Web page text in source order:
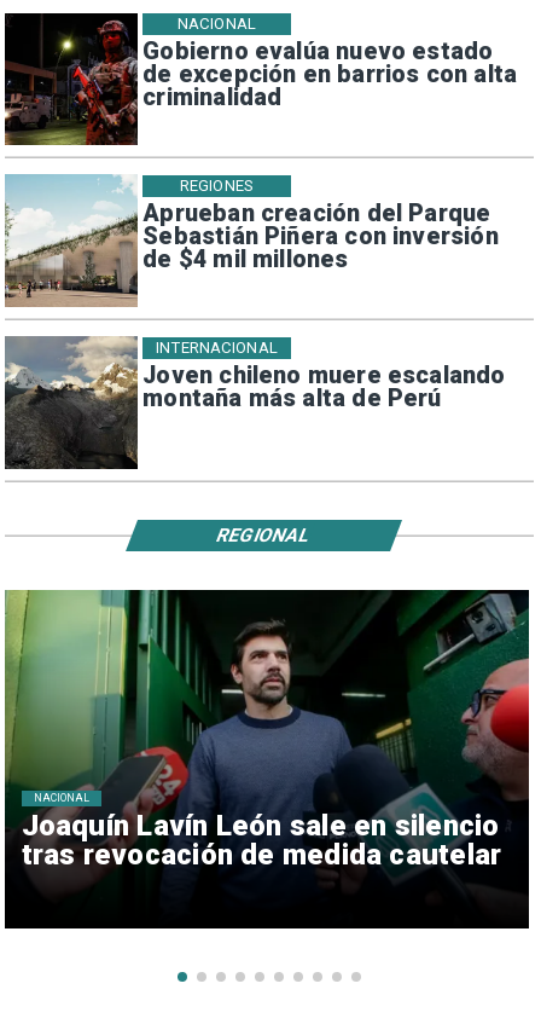
Gobierno evalúa nuevo estado
de excepción en barrios con alta
criminalidad
NACIONAL
Aprueban creación del Parque
Sebastián Piñera con inversión
de $4 mil millones
REGIONES
Joven chileno muere escalando
montaña más alta de Perú
INTERNACIONAL
Joaquín Lavín León sale en silencio
tras revocación de medida cautelar
NACIONAL
REGIONAL